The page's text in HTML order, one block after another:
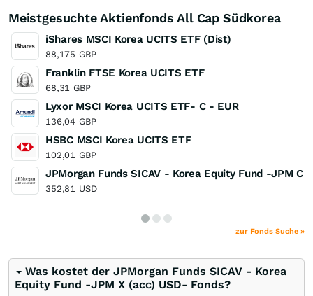
Meistgesuchte Aktienfonds All Cap Südkorea
iShares MSCI Korea UCITS ETF (Dist)
88,175 GBP
Franklin FTSE Korea UCITS ETF
68,31 GBP
Lyxor MSCI Korea UCITS ETF- C - EUR
136,04 GBP
HSBC MSCI Korea UCITS ETF
102,01 GBP
JPMorgan Funds SICAV - Korea Equity Fund -JPM C
352,81 USD
zur Fonds Suche »
Was kostet der JPMorgan Funds SICAV - Korea
Equity Fund -JPM X (acc) USD- Fonds?